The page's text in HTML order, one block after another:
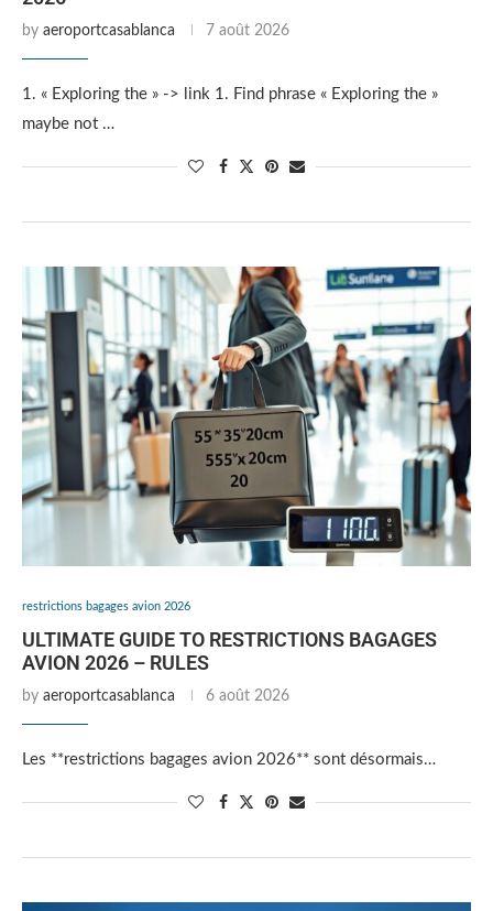
by aeroportcasablanca 7 août 2026
1. « Exploring the » -> link 1. Find phrase « Exploring the »
maybe not …
restrictions bagages avion 2026
ULTIMATE GUIDE TO RESTRICTIONS BAGAGES
AVION 2026 – RULES
by aeroportcasablanca 6 août 2026
Les **restrictions bagages avion 2026** sont désormais…